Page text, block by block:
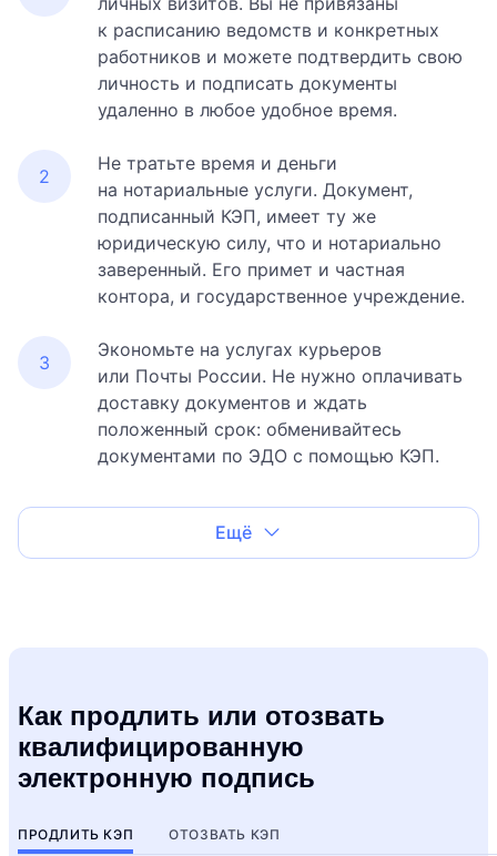
к расписанию ведомств и конкретных
работников и можете подтвердить свою
личность и подписать документы
удаленно в любое удобное время.
Не тратьте время и деньги
на нотариальные услуги. Документ,
подписанный КЭП, имеет ту же
юридическую силу, что и нотариально
заверенный. Его примет и частная
контора, и государственное учреждение.
Экономьте на услугах курьеров
или Почты России. Не нужно оплачивать
доставку документов и ждать
положенный срок: обменивайтесь
документами по ЭДО с помощью КЭП.
Ещё
Как продлить или отозвать
квалифицированную
электронную подпись
ПРОДЛИТЬ КЭП ОТОЗВАТЬ КЭП